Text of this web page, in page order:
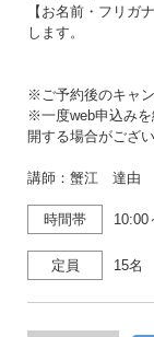
【お名前・フリガ
します。
※ご予約後のキャ
※一度web申込み
開する場合がござい
講師：蟹江 達由
時間帯 10:00
定員 15名